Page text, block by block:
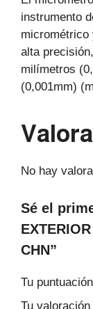
instrumento
micrométrico
alta
milímetros
(0,001mm)
No hay
Sé el
CHN”
Tu puntuación
Tu valoración